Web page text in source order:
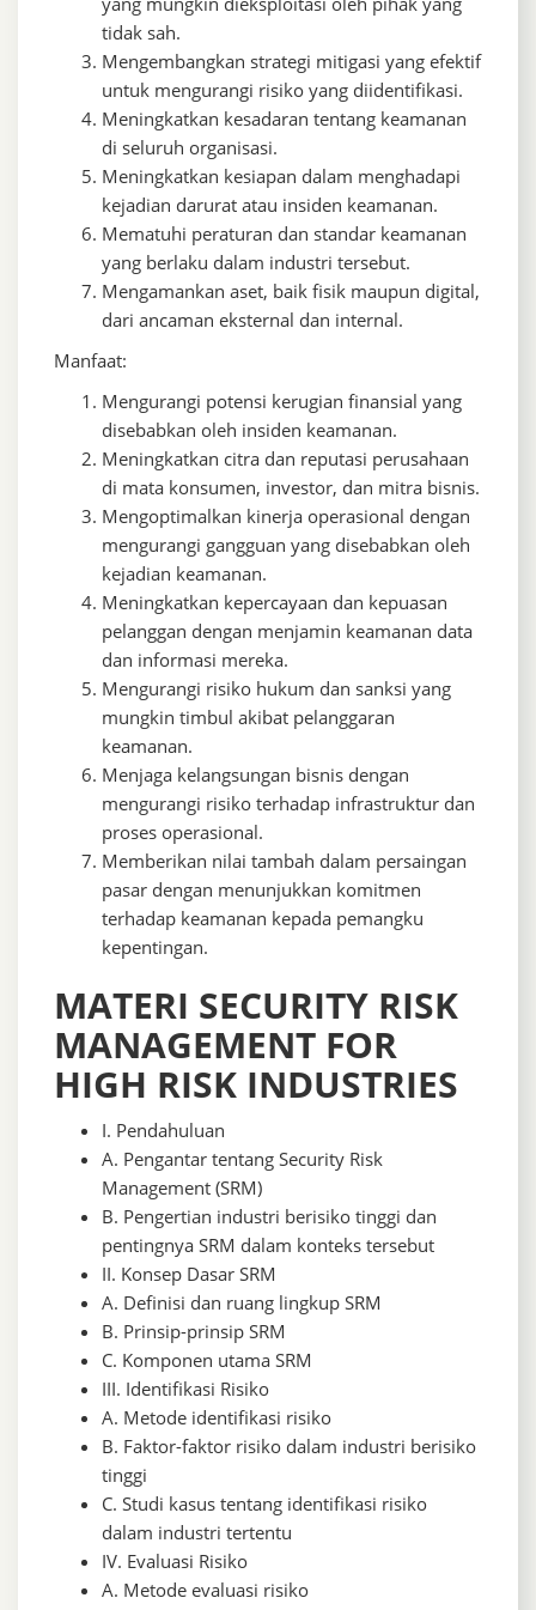
tidak sah.
Mengembangkan strategi mitigasi yang efektif
untuk mengurangi risiko yang diidentifikasi.
Meningkatkan kesadaran tentang keamanan
di seluruh organisasi.
Meningkatkan kesiapan dalam menghadapi
kejadian darurat atau insiden keamanan.
Mematuhi peraturan dan standar keamanan
yang berlaku dalam industri tersebut.
Mengamankan aset, baik fisik maupun digital,
dari ancaman eksternal dan internal.
Manfaat:
Mengurangi potensi kerugian finansial yang
disebabkan oleh insiden keamanan.
Meningkatkan citra dan reputasi perusahaan
di mata konsumen, investor, dan mitra bisnis.
Mengoptimalkan kinerja operasional dengan
mengurangi gangguan yang disebabkan oleh
kejadian keamanan.
Meningkatkan kepercayaan dan kepuasan
pelanggan dengan menjamin keamanan data
dan informasi mereka.
Mengurangi risiko hukum dan sanksi yang
mungkin timbul akibat pelanggaran
keamanan.
Menjaga kelangsungan bisnis dengan
mengurangi risiko terhadap infrastruktur dan
proses operasional.
Memberikan nilai tambah dalam persaingan
pasar dengan menunjukkan komitmen
terhadap keamanan kepada pemangku
kepentingan.
MATERI SECURITY RISK
MANAGEMENT FOR
HIGH RISK INDUSTRIES
I. Pendahuluan
A. Pengantar tentang Security Risk
Management (SRM)
B. Pengertian industri berisiko tinggi dan
pentingnya SRM dalam konteks tersebut
II. Konsep Dasar SRM
A. Definisi dan ruang lingkup SRM
B. Prinsip-prinsip SRM
C. Komponen utama SRM
III. Identifikasi Risiko
A. Metode identifikasi risiko
B. Faktor-faktor risiko dalam industri berisiko
tinggi
C. Studi kasus tentang identifikasi risiko
dalam industri tertentu
IV. Evaluasi Risiko
A. Metode evaluasi risiko